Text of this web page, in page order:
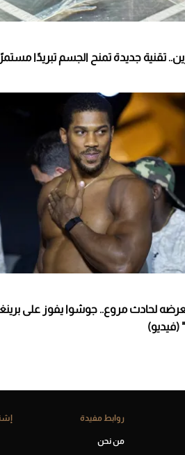
تقنية جديدة تمنح الجسم تبريدًا
تعرضه لحادث مروع.. جوشوا يفوز على
(فيديو)
روابط مفيدة
من نحن